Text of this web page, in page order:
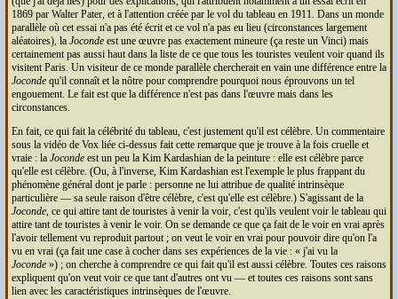
1869 par Walter Pater, et à l'attention créée par le vol du tableau en 1911. Dans un monde
parallèle où cet essai n'a pas été écrit et ce vol n'a pas eu lieu (circonstances largement
aléatoires), la Jocondeest une œuvre pas exactement mineure (ça reste un Vinci) mais
certainement pas aussi haut dans la liste de ce que tous les touristes veulent voir quand ils
visitent Paris. Un visiteur de ce monde parallèle chercherait en vain une différence entre la
Jocondequ'il connaît et la nôtre pour comprendre pourquoi nous éprouvons un tel
engouement. Le fait est que la différence n'est pas dans l'œuvre mais dans les
circonstances.
En fait, ce qui fait la célébrité du tableau, c'est justement qu'il est célèbre. Un commentaire
sous la vidéo de Vox liée ci-dessus fait cette remarque que je trouve à la fois cruelle et
vraie : la Jocondeest un peu la Kim Kardashian de la peinture : elle est célèbre parce
qu'elle est célèbre. (Ou, à l'inverse, Kim Kardashian est l'exemple le plus frappant du
phénomène général dont je parle : personne ne lui attribue de qualité intrinsèque
particulière — sa seule raison d'être célèbre, c'est qu'elle est célèbre.) S'agissant de la
Joconde, ce qui attire tant de touristes à venir la voir, c'est qu'ils veulent voir le tableau qui
attire tant de touristes à venir le voir. On se demande ce que ça fait de le voir en vrai après
l'avoir tellement vu reproduit partout ; on veut le voir en vrai pour pouvoir dire qu'on l'a
vu en vrai (ça fait une case à cocher dans ses expériences de la vie :
j'ai vu la
Joconde
) ; on cherche à comprendre ce qui fait qu'il est aussi célèbre. Toutes ces raisons
expliquent qu'on veut voir ce que tant d'autres ont vu — et toutes ces raisons sont sans
lien avec les caractéristiques intrinsèques de l'œuvre.